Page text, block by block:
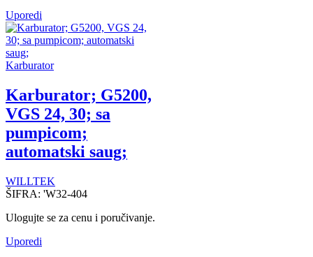
Uporedi
Karburator
Karburator; G5200,
VGS 24, 30; sa
pumpicom;
automatski saug;
WILLTEK
ŠIFRA: 'W32-404
Ulogujte se za cenu i poručivanje.
Uporedi